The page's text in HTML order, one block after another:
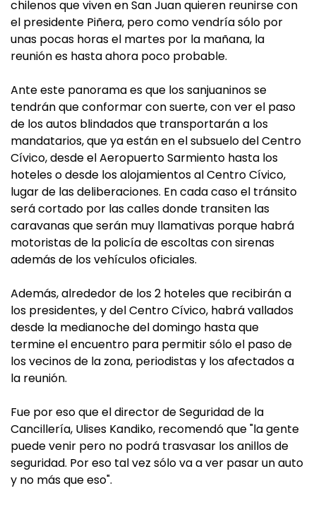
chilenos que viven en San Juan quieren reunirse con
el presidente Piñera, pero como vendría sólo por
unas pocas horas el martes por la mañana, la
reunión es hasta ahora poco probable.
Ante este panorama es que los sanjuaninos se
tendrán que conformar con suerte, con ver el paso
de los autos blindados que transportarán a los
mandatarios, que ya están en el subsuelo del Centro
Cívico, desde el Aeropuerto Sarmiento hasta los
hoteles o desde los alojamientos al Centro Cívico,
lugar de las deliberaciones. En cada caso el tránsito
será cortado por las calles donde transiten las
caravanas que serán muy llamativas porque habrá
motoristas de la policía de escoltas con sirenas
además de los vehículos oficiales.
Además, alrededor de los 2 hoteles que recibirán a
los presidentes, y del Centro Cívico, habrá vallados
desde la medianoche del domingo hasta que
termine el encuentro para permitir sólo el paso de
los vecinos de la zona, periodistas y los afectados a
la reunión.
Fue por eso que el director de Seguridad de la
Cancillería, Ulises Kandiko, recomendó que "la gente
puede venir pero no podrá trasvasar los anillos de
seguridad. Por eso tal vez sólo va a ver pasar un auto
y no más que eso".